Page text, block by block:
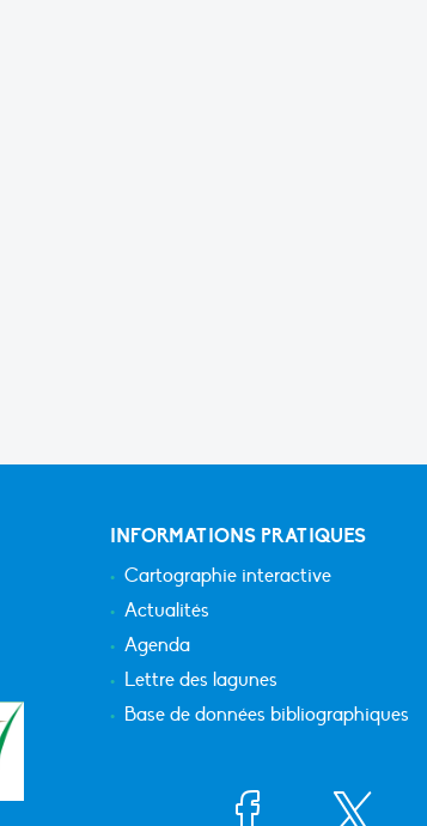
INFORMATIONS PRATIQUES
Cartographie interactive
Actualités
Agenda
Lettre des lagunes
Base de données bibliographiques